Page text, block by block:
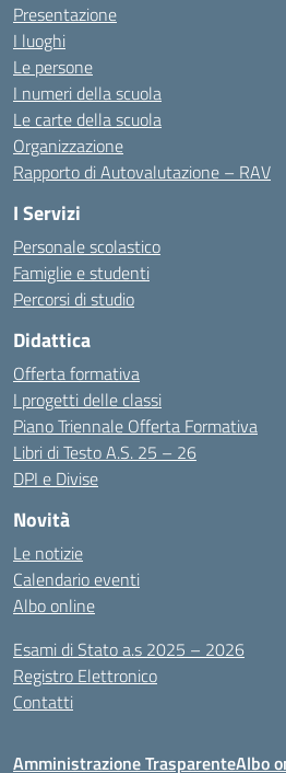
Presentazione
I luoghi
Le persone
I numeri della scuola
Le carte della scuola
Organizzazione
Rapporto di Autovalutazione – RAV
I Servizi
Personale scolastico
Famiglie e studenti
Percorsi di studio
Didattica
Offerta formativa
I progetti delle classi
Piano Triennale Offerta Formativa
Libri di Testo A.S. 25 – 26
DPI e Divise
Novità
Le notizie
Calendario eventi
Albo online
Esami di Stato a.s 2025 – 2026
Registro Elettronico
Contatti
Amministrazione TrasparenteAlbo